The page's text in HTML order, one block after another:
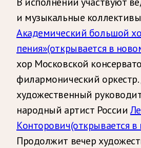
и музыкальные
Академический большой
пения»(открывается в
хор Московской
филармонический
художественный
народный артист России
Конторович(открывается
Продолжит вечер